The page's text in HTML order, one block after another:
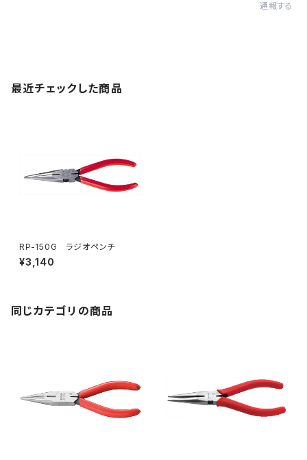
通報する
最近チェックした商品
RP-150G ラジオペンチ
¥3,140
同じカテゴリの商品